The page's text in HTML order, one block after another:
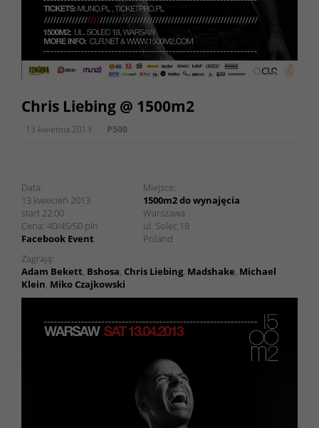
Chris Liebing @ 1500m2
13 kwietnia 2013 P500
Data:
13 kwiecień 2013
start 22:00
Cena: 40/45/50 pln
Facebook Event
Miejsce:
1500m2 do wynajęcia
Warszawa
ul. Solec 18
Poland
Zagrają:
Adam Bekett, Bshosa, Chris Liebing, Madshake, Michael
Klein, Miko Czajkowski